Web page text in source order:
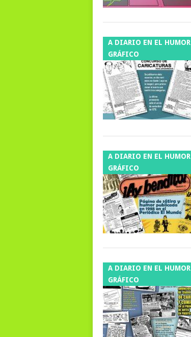
A DIARIO EN EL HUMOR
GRÁFICO
A DIARIO EN EL HUMOR
GRÁFICO
A DIARIO EN EL HUMOR
GRÁFICO